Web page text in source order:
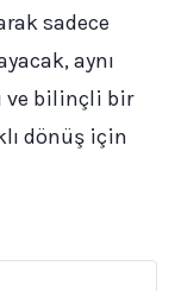
sadece
aynı
ve bilinçli bir
dönüş için